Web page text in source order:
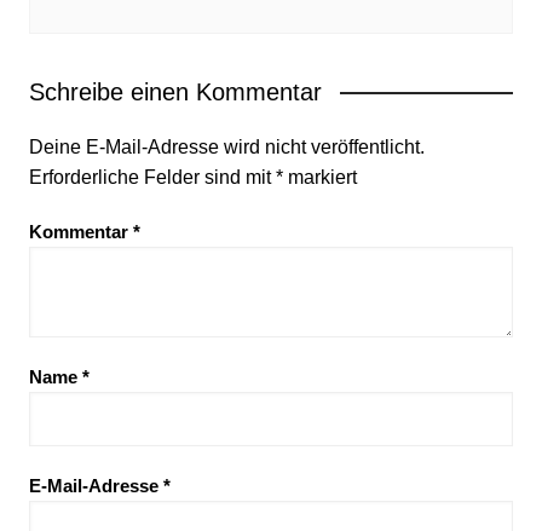
Schreibe einen Kommentar
Deine E-Mail-Adresse wird nicht veröffentlicht.
Erforderliche Felder sind mit*markiert
Kommentar *
Name *
E-Mail-Adresse *